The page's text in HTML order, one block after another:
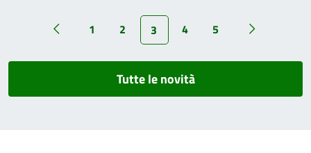
1 2 3 4 5
Tutte le novità